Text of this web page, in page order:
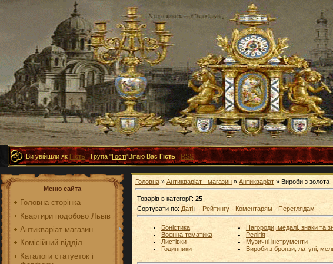
Ви увійшли як Гість|Група "Гості"Вітаю Вас Гість |RSS
Меню сайта
Головна сторінка
Квартири подобово Львів
Антикваріат-магазин
Комісійний відділ
Каталоги статуеток і
Головна » Антикваріат - магазин » Антикваріат » Вироби з золота
Товарів в категорії: 25
Сортувати по: Даті · Рейтингу · Коментарям · Переглядам
Боністика
Воєнна тематика
Листівки
Годинники
Нагороди, медалі, знаки та
Релігія
Музичні інструменти
Вироби з бронзи, латуні,